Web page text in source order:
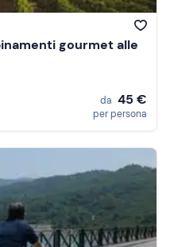
gourmet alle
da 45 €
per persona